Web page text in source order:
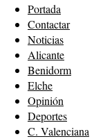
Portada
Contactar
Noticias
Alicante
Benidorm
Elche
Opinión
Deportes
C. Valenciana